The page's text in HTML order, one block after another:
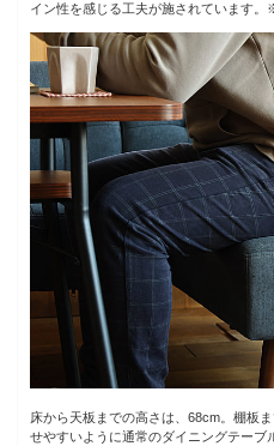
イン性を感じる工夫が施されています
床から天板までの高さは、68cm。棚板
せやすいように通常のダイニングテーブ